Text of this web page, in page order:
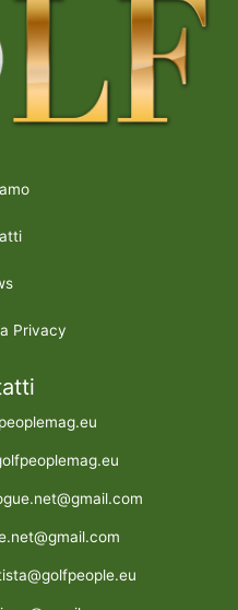
Privacy